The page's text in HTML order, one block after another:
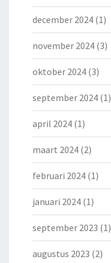
december 2024 (1)
november 2024 (3)
oktober 2024 (3)
september 2024 (1)
april 2024 (1)
maart 2024 (2)
februari 2024 (1)
januari 2024 (1)
september 2023 (1)
augustus 2023 (2)